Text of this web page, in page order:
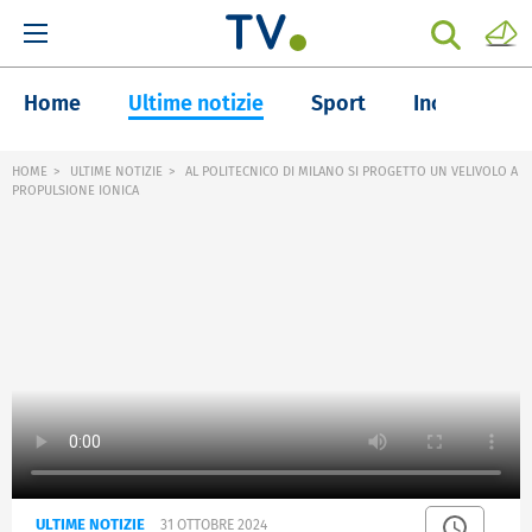
Home Ultime notizie Sport Inchieste
HOME ULTIME NOTIZIE
AL POLITECNICO DI MILANO SI PROGETTO UN VELIVOLO A
PROPULSIONE IONICA
ULTIME NOTIZIE 31 OTTOBRE 2024